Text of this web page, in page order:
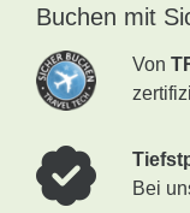
Buchen mit
Von
Bei